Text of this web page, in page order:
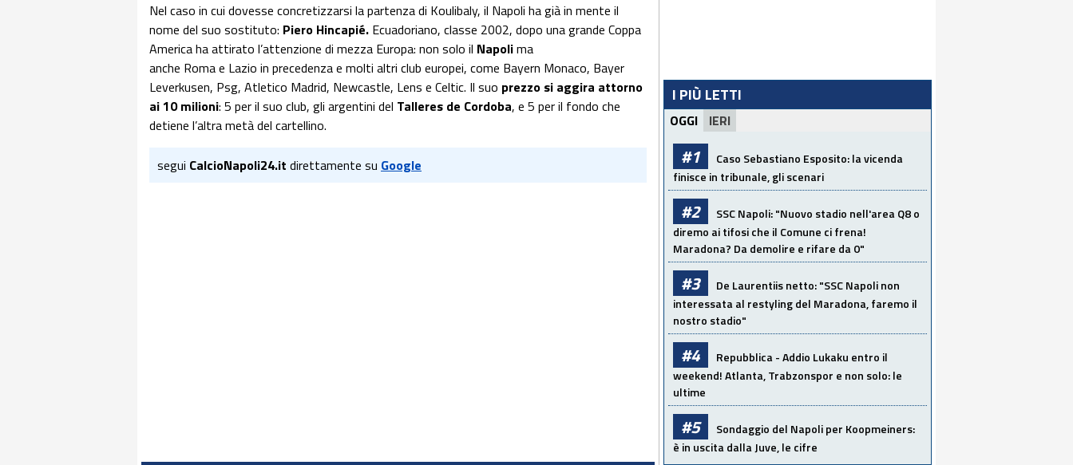
Nel caso in cui dovesse concretizzarsi la partenza di Koulibaly, il Napoli ha già in mente il
nome del suo sostituto: Piero Hincapié. Ecuadoriano, classe 2002, dopo una grande Coppa
America ha attirato l’attenzione di mezza Europa: non solo il Napolima
anche Roma e Lazio in precedenza e molti altri club europei, come Bayern Monaco, Bayer
Leverkusen, Psg, Atletico Madrid, Newcastle, Lens e Celtic. Il suo prezzo si aggira attorno
ai 10 milioni: 5 per il suo club, gli argentini del Talleres de Cordoba, e 5 per il fondo che
detiene l’altra metà del cartellino.
segui CalcioNapoli24.it direttamente su Google
I PIÙ LETTI
OGGI IERI
#1
Caso Sebastiano Esposito: la vicenda
finisce in tribunale, gli scenari
#2
SSC Napoli: "Nuovo stadio nell'area Q8 o
diremo ai tifosi che il Comune ci frena!
Maradona? Da demolire e rifare da 0"
#3
De Laurentiis netto: "SSC Napoli non
interessata al restyling del Maradona, faremo il
nostro stadio"
#4
Repubblica - Addio Lukaku entro il
weekend! Atlanta, Trabzonspor e non solo: le
ultime
#5
Sondaggio del Napoli per Koopmeiners:
è in uscita dalla Juve, le cifre